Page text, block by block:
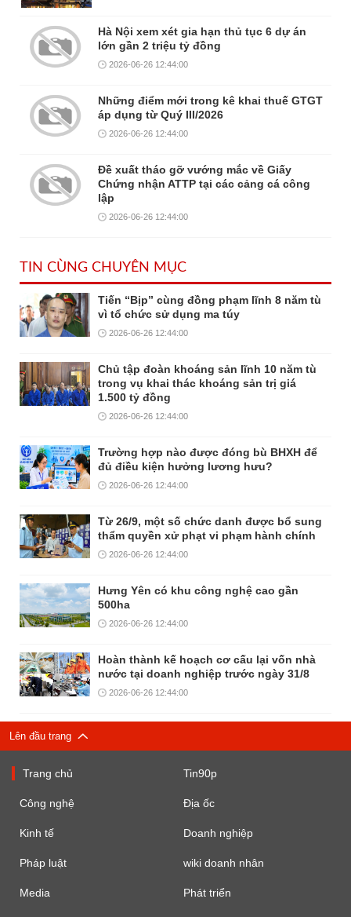
Hà Nội xem xét gia hạn thủ tục 6 dự án
lớn gần 2 triệu tỷ đồng
2026-06-26 12:44:00
Những điểm mới trong kê khai thuế GTGT
áp dụng từ Quý III/2026
2026-06-26 12:44:00
Đề xuất tháo gỡ vướng mắc về Giấy
Chứng nhận ATTP tại các cảng cá công
lập
2026-06-26 12:44:00
TIN CÙNG CHUYÊN MỤC
Tiến “Bịp” cùng đồng phạm lĩnh 8 năm tù
vì tổ chức sử dụng ma túy
2026-06-26 12:44:00
Chủ tập đoàn khoáng sản lĩnh 10 năm tù
trong vụ khai thác khoáng sản trị giá
1.500 tỷ đồng
2026-06-26 12:44:00
Trường hợp nào được đóng bù BHXH để
đủ điều kiện hưởng lương hưu?
2026-06-26 12:44:00
Từ 26/9, một số chức danh được bổ sung
thẩm quyền xử phạt vi phạm hành chính
2026-06-26 12:44:00
Hưng Yên có khu công nghệ cao gần
500ha
2026-06-26 12:44:00
Hoàn thành kế hoạch cơ cấu lại vốn nhà
nước tại doanh nghiệp trước ngày 31/8
2026-06-26 12:44:00
Lên đầu trang
Trang chủ Tin90p
Công nghệ Địa ốc
Kinh tế Doanh nghiệp
Pháp luật wiki doanh nhân
Media Phát triển